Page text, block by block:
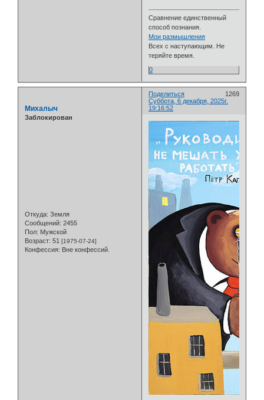
Сравнение единственный
способ познания.
Мои размышления
Всех с наступающим. Не
теряйте время.
0
Поделиться
1269
Суббота, 6 декабря, 2025г.
19:16:52
Михалыч
Заблокирован
Откуда: Земля
Сообщений: 2455
Пол: Мужской
Возраст: 51 [1975-07-24]
Конфессия: Вне конфессий.